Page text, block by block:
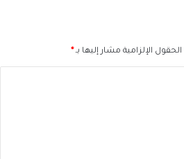
الحقول الإلزامية مشار إليها بـ *